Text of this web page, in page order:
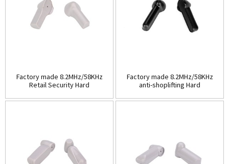
Factory made 8.2MHz/58KHz
Retail Security Hard
Factory made 8.2MHz/58KHz
anti-shoplifting Hard